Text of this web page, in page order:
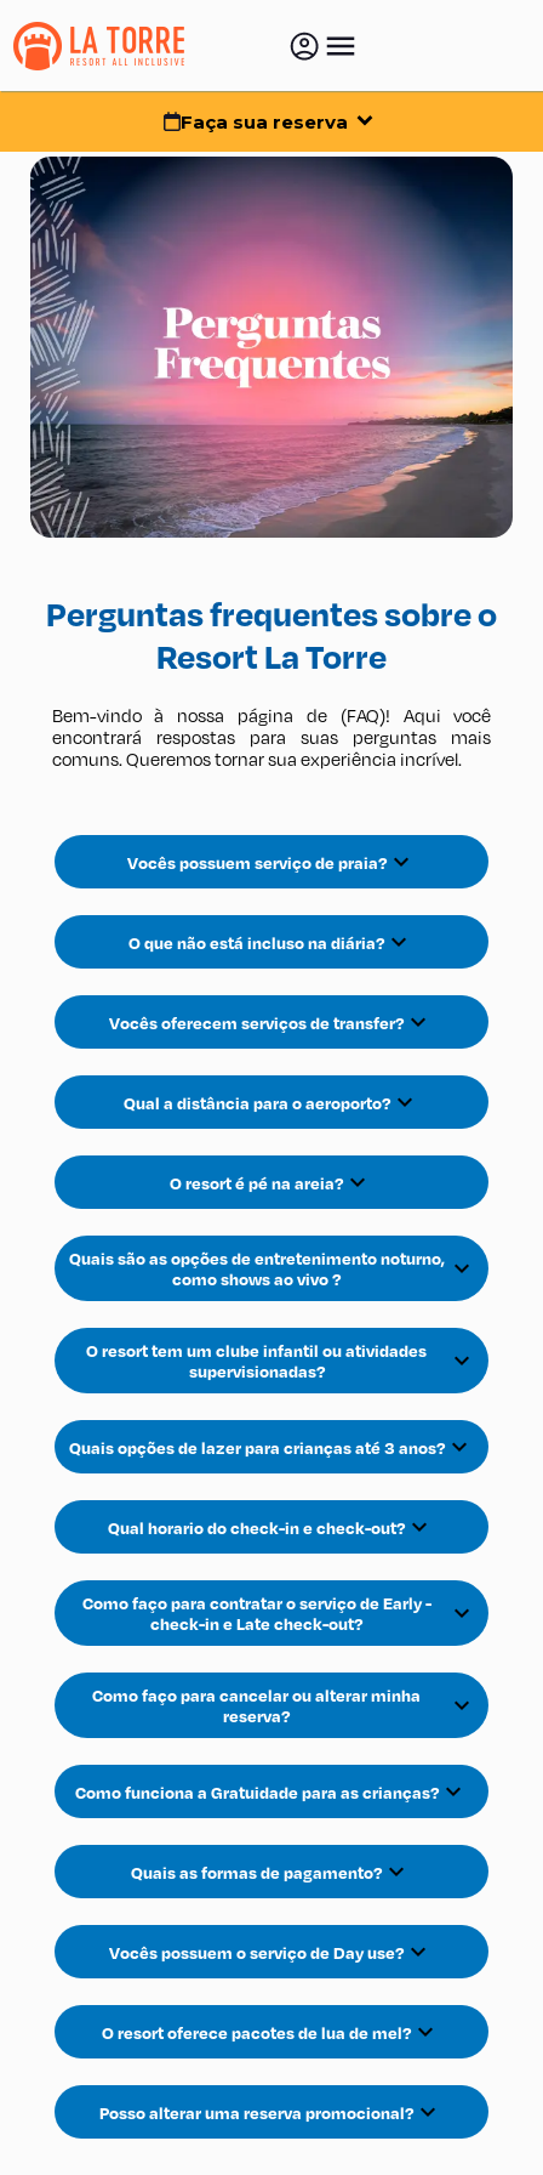
Faça sua reserva
Perguntas frequentes sobre o
Resort La Torre
Bem-vindo à nossa página de (FAQ)! Aqui você
encontrará respostas para suas perguntas mais
comuns. Queremos tornar sua experiência incrível.
Vocês possuem serviço de praia?expand_more
O que não está incluso na diária?expand_more
Vocês oferecem serviços de transfer?expand_more
Qual a distância para o aeroporto?expand_more
O resort é pé na areia?expand_more
Quais são as opções de entretenimento noturno,
como shows ao vivo ?
expand_more
O resort tem um clube infantil ou atividades
supervisionadas?
expand_more
Quais opções de lazer para crianças até 3 anos?expand_more
Qual horario do check-in e check-out?expand_more
Como faço para contratar o serviço de Early -
check-in e Late check-out?
expand_more
Como faço para cancelar ou alterar minha
reserva?
expand_more
Como funciona a Gratuidade para as crianças?expand_more
Quais as formas de pagamento?expand_more
Vocês possuem o serviço de Day use?expand_more
O resort oferece pacotes de lua de mel?expand_more
Posso alterar uma reserva promocional?expand_more